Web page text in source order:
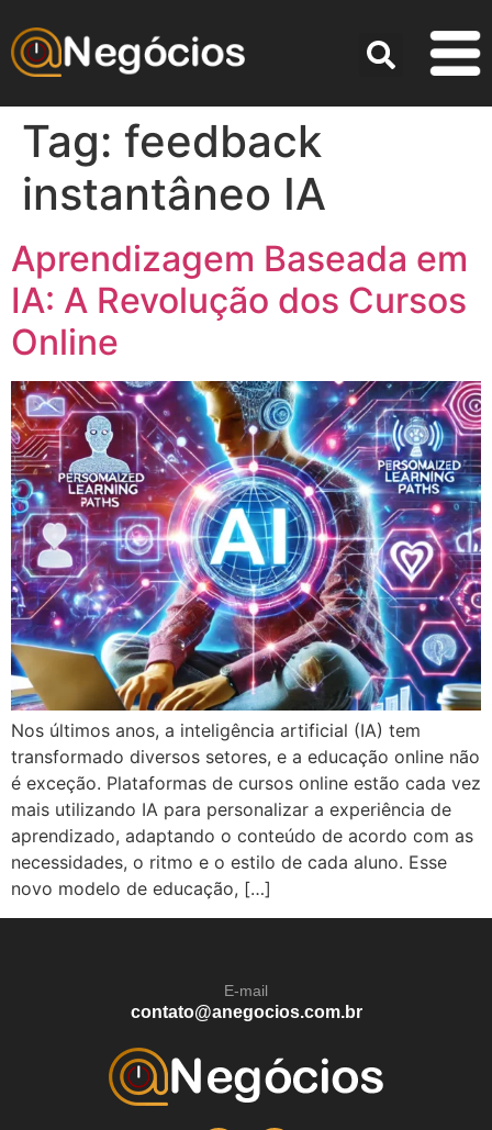
Tag: feedback
instantâneo IA
Aprendizagem Baseada em
IA: A Revolução dos Cursos
Online
Nos últimos anos, a inteligência artificial (IA) tem
transformado diversos setores, e a educação online não
é exceção. Plataformas de cursos online estão cada vez
mais utilizando IA para personalizar a experiência de
aprendizado, adaptando o conteúdo de acordo com as
necessidades, o ritmo e o estilo de cada aluno. Esse
novo modelo de educação, […]
E-mail
contato@anegocios.com.br